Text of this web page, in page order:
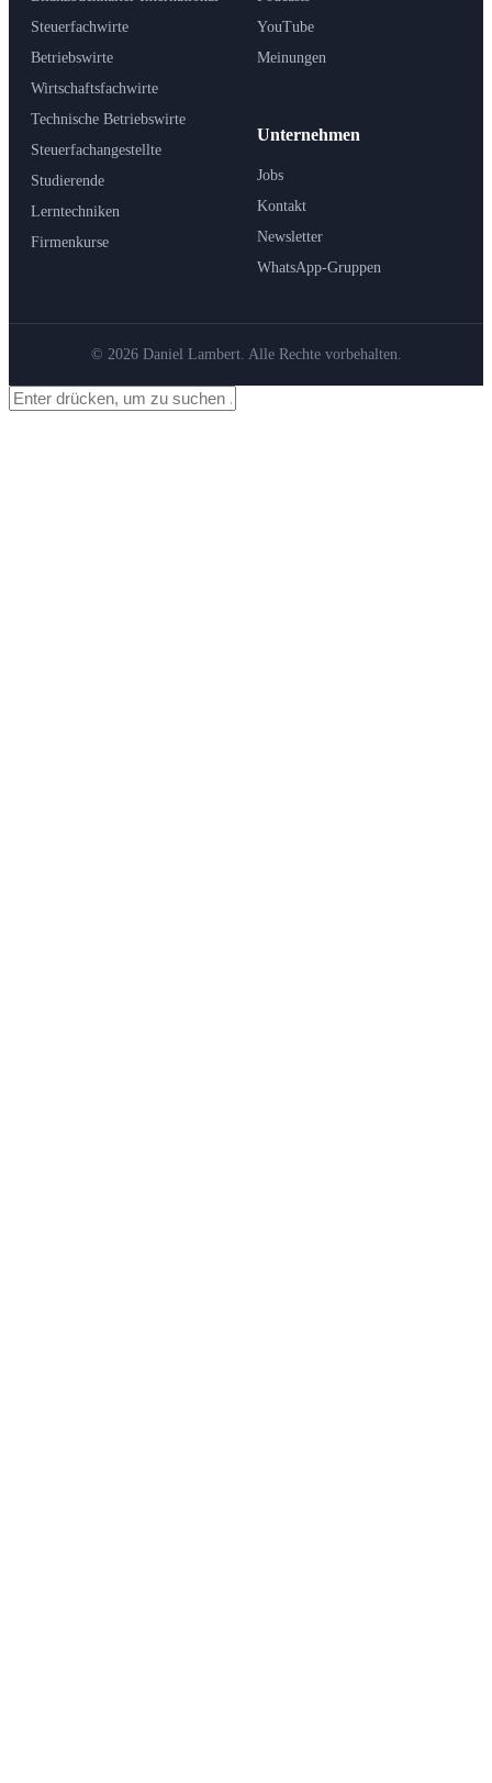
Steuerfachwirte
Betriebswirte
Wirtschaftsfachwirte
Technische Betriebswirte
Steuerfachangestellte
Studierende
Lerntechniken
Firmenkurse
YouTube
Meinungen
Unternehmen
Jobs
Kontakt
Newsletter
WhatsApp-Gruppen
© 2026 Daniel Lambert. Alle Rechte vorbehalten.